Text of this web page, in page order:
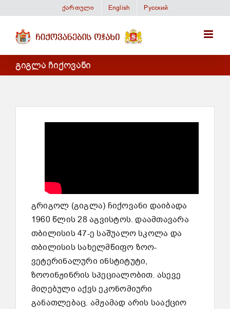
content
ქართული English Русский
გიგლა ჩიქოვანი
გრიგოლ (გიგლა) ჩიქოვანი დაიბადა
1960 წლის 28 აგვისტოს. დაამთავარა
თბილისის 47-ე საშუალო სკოლა და
თბილისის სახელმწიფო ზოო-
ვეტერინალური ინსტიტუტი,
ზოოინჟინრის სპეციალობით. ასევე
მიღებული აქვს ეკონომიური
განათლებაც. ამჟამად არის სააქციო